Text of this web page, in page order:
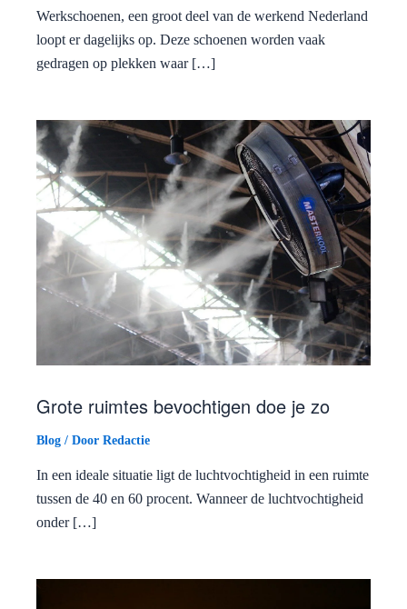
Werkschoenen, een groot deel van de werkend Nederland
loopt er dagelijks op. Deze schoenen worden vaak
gedragen op plekken waar […]
Grote ruimtes bevochtigen doe je zo
Blog / Door Redactie
In een ideale situatie ligt de luchtvochtigheid in een ruimte
tussen de 40 en 60 procent. Wanneer de luchtvochtigheid
onder […]